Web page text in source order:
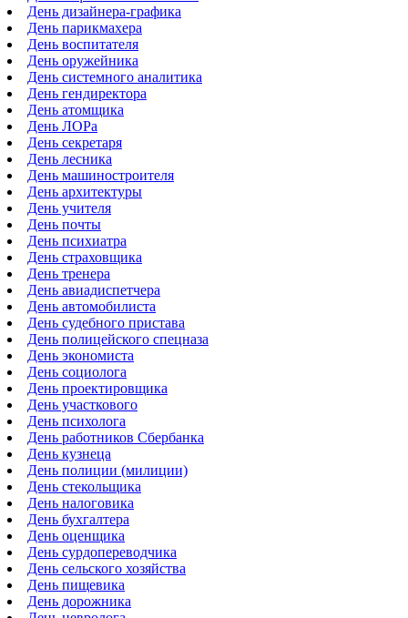
День дизайнера-графика
День парикмахера
День воспитателя
День оружейника
День системного аналитика
День гендиректора
День атомщика
День ЛОРа
День секретаря
День лесника
День машиностроителя
День архитектуры
День учителя
День почты
День психиатра
День страховщика
День тренера
День авиадиспетчера
День автомобилиста
День судебного пристава
День полицейского спецназа
День экономиста
День социолога
День проектировщика
День участкового
День психолога
День работников Сбербанка
День кузнеца
День полиции (милиции)
День стекольщика
День налоговика
День бухгалтера
День оценщика
День сурдопереводчика
День сельского хозяйства
День пищевика
День дорожника